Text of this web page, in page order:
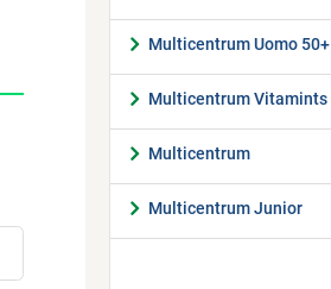
Multicentrum Uomo 50+
Multicentrum Vitamints
Multicentrum
Multicentrum Junior